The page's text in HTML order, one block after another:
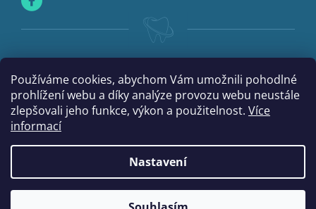
Používáme cookies, abychom Vám umožnili pohodlné
prohlížení webu a díky analýze provozu webu neustále
zlepšovali jeho funkce, výkon a použitelnost. Více
informací
Nastavení
Vytvořil Shoptet